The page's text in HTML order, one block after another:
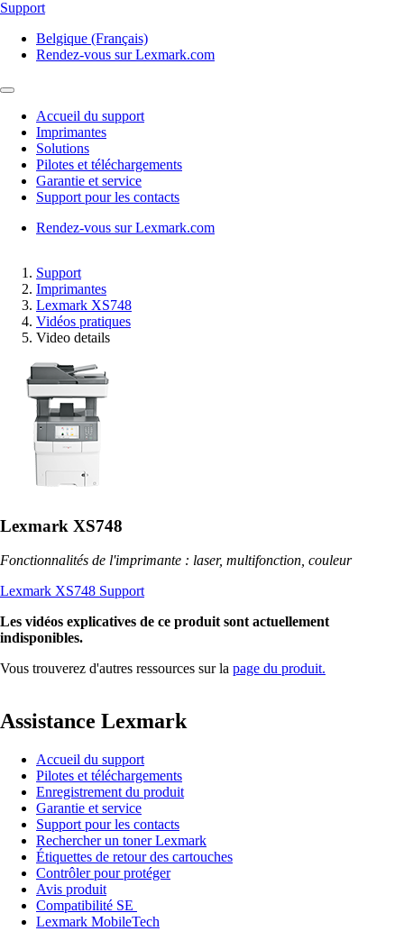
Support
Belgique (Français)
Rendez-vous sur Lexmark.com
Accueil du support
Imprimantes
Solutions
Pilotes et téléchargements
Garantie et service
Support pour les contacts
Rendez-vous sur Lexmark.com
Support
Imprimantes
Lexmark XS748
Vidéos pratiques
Video details
Lexmark XS748
Fonctionnalités de l'imprimante : laser, multifonction, couleur
Lexmark XS748 Support
Les vidéos explicatives de ce produit sont actuellement
indisponibles.
Vous trouverez d'autres ressources sur la page du produit.
Assistance Lexmark
Accueil du support
Pilotes et téléchargements
Enregistrement du produit
Garantie et service
Support pour les contacts
Rechercher un toner Lexmark
Étiquettes de retour des cartouches
Contrôler pour protéger
Avis produit
Compatibilité SE
Lexmark MobileTech